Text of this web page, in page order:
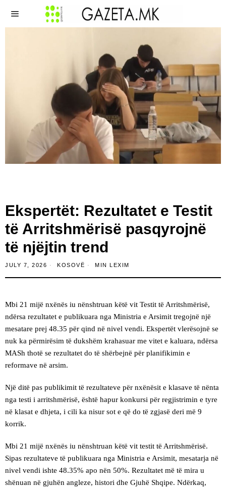
Ekspertët: Rezultatet e Testit
të Arritshmërisë pasqyrojnë
të njëjtin trend
JULY 7, 2026 KOSOVË MIN LEXIM
Mbi 21 mijë nxënës iu nënshtruan këtë vit Testit të Arritshmërisë,
ndërsa rezultatet e publikuara nga Ministria e Arsimit tregojnë një
mesatare prej 48.35 për qind në nivel vendi. Ekspertët vlerësojnë se
nuk ka përmirësim të dukshëm krahasuar me vitet e kaluara, ndërsa
MASh thotë se rezultatet do të shërbejnë për planifikimin e
reformave në arsim.
Një ditë pas publikimit të rezultateve për nxënësit e klasave të nënta
nga testi i arritshmërisë, është hapur konkursi për regjistrimin e tyre
në klasat e dhjeta, i cili ka nisur sot e që do të zgjasë deri më 9
korrik.
Mbi 21 mijë nxënës iu nënshtruan këtë vit testit të Arritshmërisë.
Sipas rezultateve të publikuara nga Ministria e Arsimit, mesatarja në
nivel vendi ishte 48.35% apo nën 50%. Rezultatet më të mira u
shënuan në gjuhën angleze, histori dhe Gjuhë Shqipe. Ndërkaq,